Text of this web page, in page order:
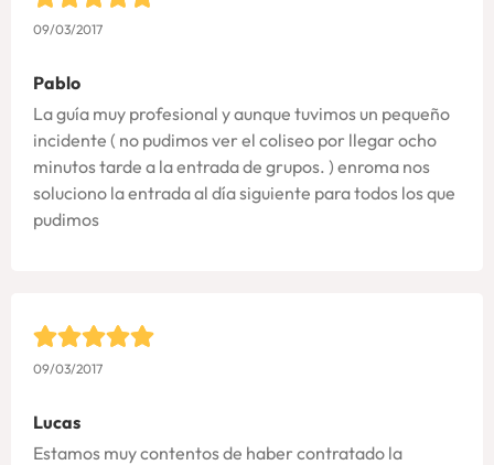
09/03/2017
Pablo
La guía muy profesional y aunque tuvimos un pequeño
incidente ( no pudimos ver el coliseo por llegar ocho
minutos tarde a la entrada de grupos. ) enroma nos
soluciono la entrada al día siguiente para todos los que
pudimos
09/03/2017
Lucas
Estamos muy contentos de haber contratado la